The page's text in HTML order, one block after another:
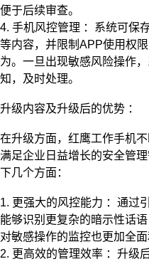
便于后续审查。
4. 手机风控管理 ：系统可保
等内容，并限制APP使用权
为。一旦出现敏感风险操作
知，及时处理。
升级内容及升级后的优势 ：
在升级方面，红鹰工作手机
满足企业日益增长的安全管
下几个方面：
1. 更强大的风控能力 ：通过
能够识别更复杂的暗示性话
对敏感操作的监控也更加全面
2. 更高效的管理效率 ：升级